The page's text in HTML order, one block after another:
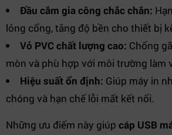
Đầu cắm gia công chắc chắn:
lỏng cổng, tăng độ bền cho thiết bị
Vỏ PVC chất lượng cao: Chống
mòn và phù hợp với môi trường làm
Hiệu suất ổn định: Giúp máy in
chóng và hạn chế lỗi mất kết nối.
Những ưu điểm này giúp cáp USB